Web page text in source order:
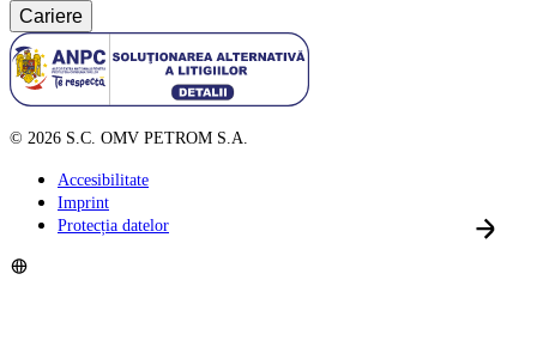
Cariere
© 2026 S.C. OMV PETROM S.A.
Accesibilitate
Imprint
Protecția datelor